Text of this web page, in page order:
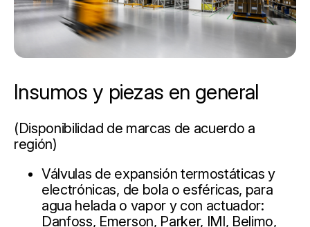
Insumos y piezas en general
(Disponibilidad de marcas de acuerdo a
región)
Válvulas de expansión termostáticas y
electrónicas, de bola o esféricas, para
agua helada o vapor y con actuador:
Danfoss, Emerson, Parker, IMI, Belimo,